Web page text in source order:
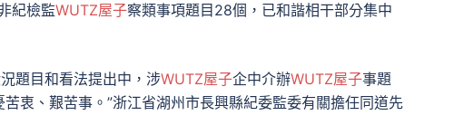
紀檢監WUTZ屋子察類事項題目28個，已和諧相干部分集中
題目和看法提出中，涉WUTZ屋子企中介辦WUTZ屋子事題
衷、艱苦事。”浙江省湖州市長興縣紀委監委有關擔任同道先